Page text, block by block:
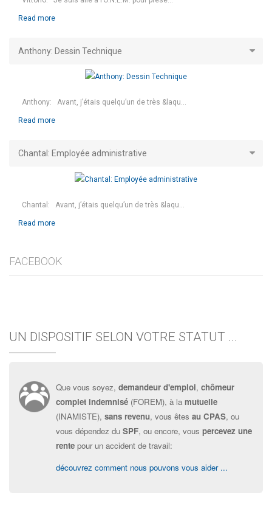
Read more
Anthony: Dessin Technique
Anthony: Avant, j’étais quelqu’un de très &laqu...
Read more
Chantal: Employée administrative
Chantal: Avant, j’étais quelqu’un de très &laqu...
Read more
FACEBOOK
UN DISPOSITIF SELON VOTRE STATUT ...
Que vous soyez, demandeur d'emploi, chômeur
complet indemnisé (FOREM), à la mutuelle
(INAMISTE), sans revenu, vous êtes au CPAS, ou
vous dépendez du SPF, ou encore, vous percevez une
rente pour un accident de travail:
découvrez comment nous pouvons vous aider ...